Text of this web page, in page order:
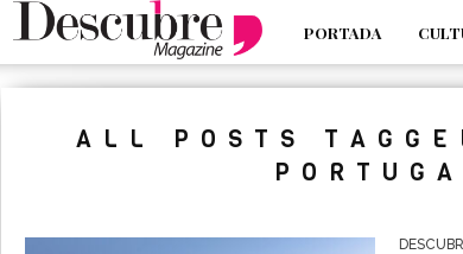
PORTADA
google-site-
ALL POSTS